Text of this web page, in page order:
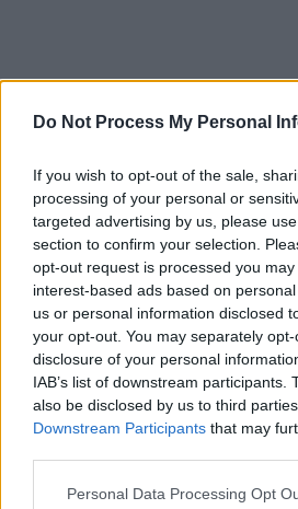
Do Not Process My Personal
If you wish to opt-out of the sale,
processing of your personal or
targeted advertising by us, please
section to confirm your selection.
opt-out request is processed you
interest-based ads based on
us or personal information disclosed
your opt-out. You may separately
disclosure of your personal
IAB’s list of downstream participants.
also be disclosed by us to third
Downstream Participants that may
Personal Data Processing Opt
ad
*Jaf la
Farmacia
Județean,
pe 49 de ani